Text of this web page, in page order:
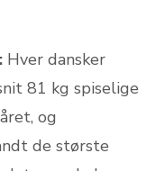
Hver dansker
81 kg spiselige
og
de største